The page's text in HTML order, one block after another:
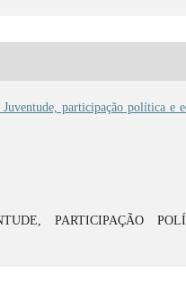
participação política e
PARTICIPAÇÃO